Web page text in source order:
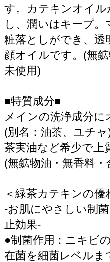
す。カテキンオイル
し、潤いはキープ
粧落としができ、透
顔オイルです。(無
未使用)
■特質成分■
メインの洗浄成分
(別名：油茶、ユチ
茶実油など希少で上
(無鉱物油・無香料
＜緑茶カテキンの優
-お肌にやさしい制
止効果-
●制菌作用：ニキビ
在菌を細菌レベルま